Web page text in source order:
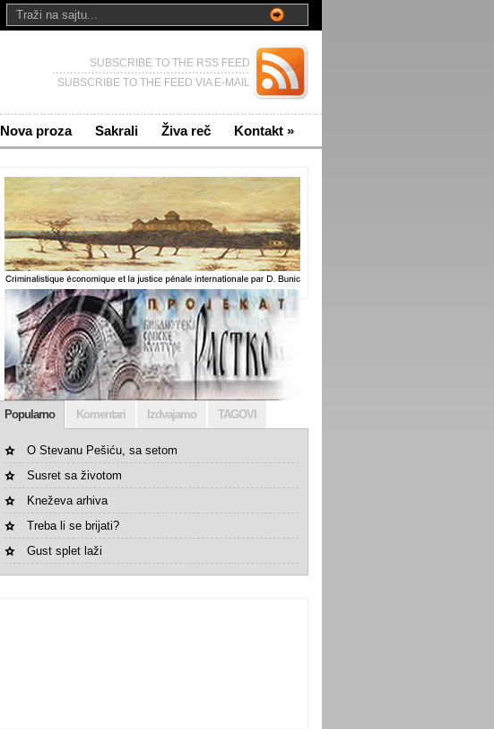
SUBSCRIBE TO THE RSS FEED
SUBSCRIBE TO THE FEED VIA E-MAIL
Nova proza Sakrali Živa reč Kontakt »
Popularno Komentari Izdvajamo TAGOVI
O Stevanu Pešiću, sa setom
Susret sa životom
Kneževa arhiva
Treba li se brijati?
Gust splet laži